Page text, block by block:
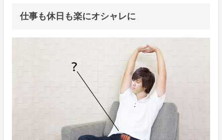
仕事も休日も楽にオシャレに